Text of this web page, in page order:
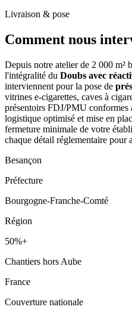
Livraison & pose
Comment nous
Depuis notre atelier de 2 000 m²
l'intégralité du Doubs avec
interviennent pour la pose de
vitrines e-cigarettes, caves à
présentoirs FDJ/PMU conformes
logistique optimisé et mise en
fermeture minimale de votre
chaque détail réglementaire pour
Besançon
Préfecture
Bourgogne-Franche-Comté
Région
50%+
Chantiers hors Aube
France
Couverture nationale